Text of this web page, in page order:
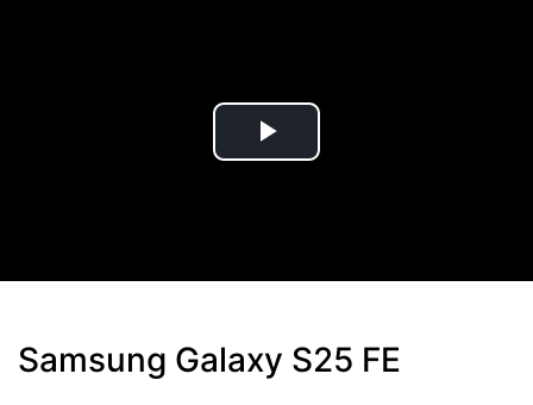
Play
Samsung Galaxy S25 FE